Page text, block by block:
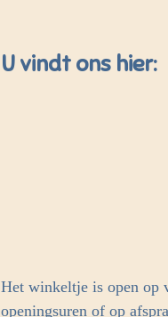
U vindt ons hier:
Het winkeltje is open op
openingsuren of op